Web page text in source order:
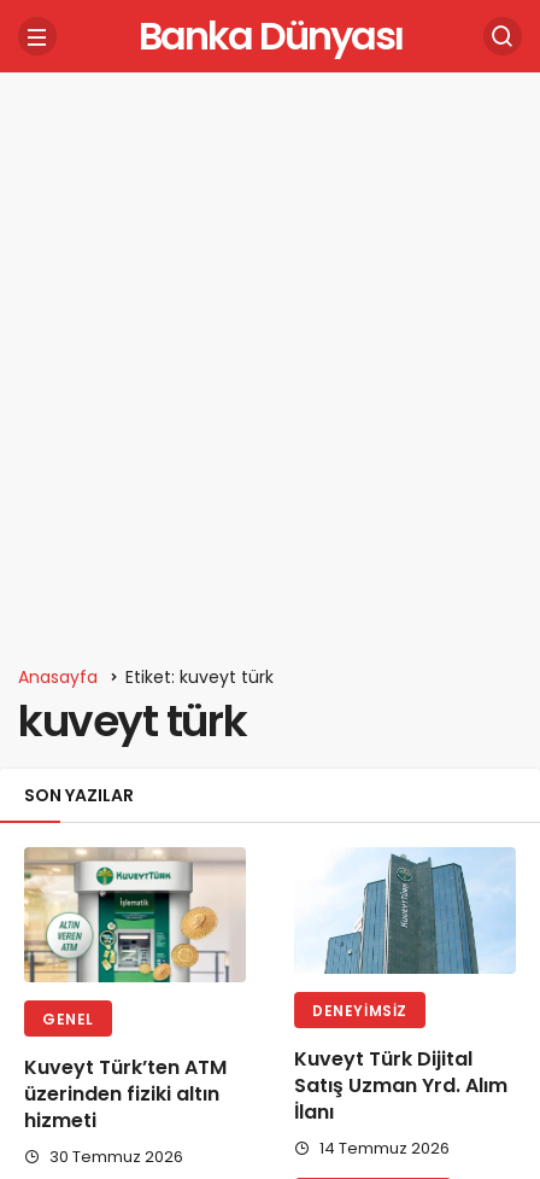
Banka Dünyası
Anasayfa Etiket: kuveyt türk
kuveyt türk
SON YAZILAR
GENEL
Kuveyt Türk’ten ATM
üzerinden fiziki altın
hizmeti
30 Temmuz 2026
DENEYIMSIZ
Kuveyt Türk Dijital
Satış Uzman Yrd. Alım
İlanı
14 Temmuz 2026